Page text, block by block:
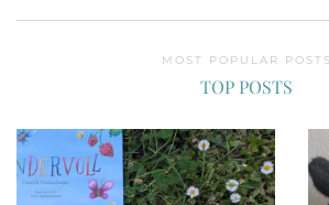
MOST POPULAR POSTS
TOP POSTS